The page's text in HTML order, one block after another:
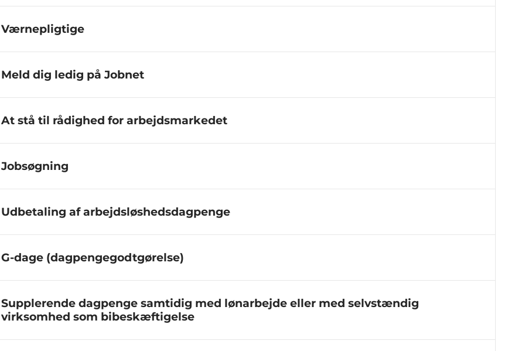
Værnepligtige
Meld dig ledig på Jobnet
At stå til rådighed for arbejdsmarkedet
Jobsøgning
Udbetaling af arbejdsløshedsdagpenge
G-dage (dagpengegodtgørelse)
Supplerende dagpenge samtidig med lønarbejde eller med selvstændig
virksomhed som bibeskæftigelse